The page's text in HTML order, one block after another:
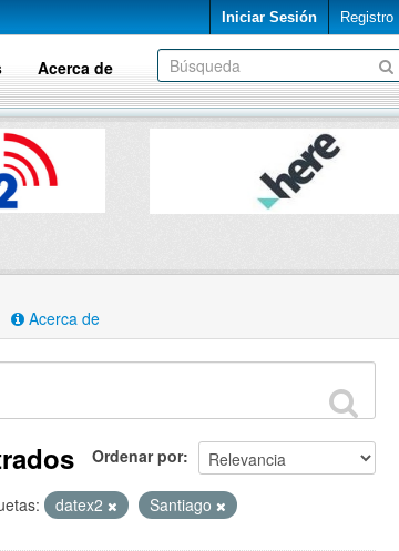
Iniciar Sesión Registro
Acerca de
Acerca de
Ordenar por
datex2 Santiago